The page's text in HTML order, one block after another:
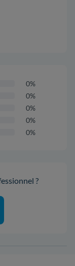
0%
0%
0%
0%
0%
?